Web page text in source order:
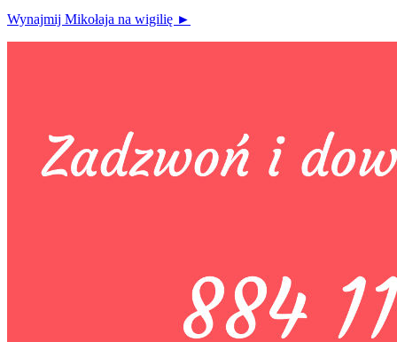
Wynajmij Mikołaja na wigilię ►